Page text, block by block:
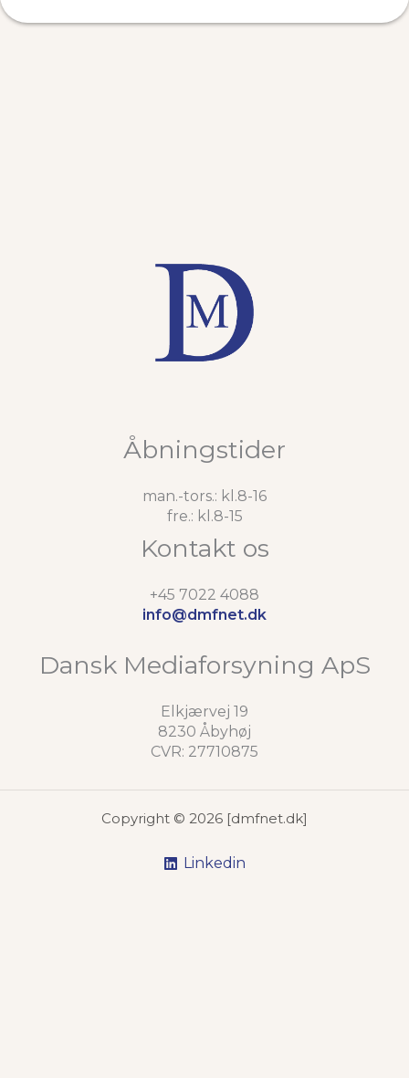
Åbningstider
man.-tors.: kl.8-16
fre.: kl.8-15
Kontakt os
+45 7022 4088
info@dmfnet.dk
Dansk Mediaforsyning ApS
Elkjærvej 19
8230 Åbyhøj
CVR: 27710875
Copyright © 2026 [dmfnet.dk]
Linkedin